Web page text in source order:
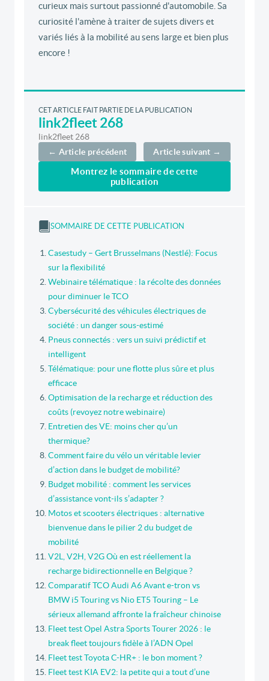
curieux mais surtout passionné d'automobile. Sa
curiosité l'amène à traiter de sujets divers et
variés liés à la mobilité au sens large et bien plus
encore !
CET ARTICLE FAIT PARTIE DE LA PUBLICATION
link2fleet 268
link2fleet 268
← Article précédent
Article suivant →
Montrez le sommaire de cette
publication
SOMMAIRE DE CETTE PUBLICATION
Casestudy – Gert Brusselmans (Nestlé): Focus
sur la flexibilité
Webinaire télématique : la récolte des données
pour diminuer le TCO
Cybersécurité des véhicules électriques de
société : un danger sous-estimé
Pneus connectés : vers un suivi prédictif et
intelligent
Télématique: pour une flotte plus sûre et plus
efficace
Optimisation de la recharge et réduction des
coûts (revoyez notre webinaire)
Entretien des VE: moins cher qu’un
thermique?
Comment faire du vélo un véritable levier
d’action dans le budget de mobilité?
Budget mobilité : comment les services
d’assistance vont-ils s’adapter ?
Motos et scooters électriques : alternative
bienvenue dans le pilier 2 du budget de
mobilité
V2L, V2H, V2G Où en est réellement la
recharge bidirectionnelle en Belgique ?
Comparatif TCO Audi A6 Avant e-tron vs
BMW i5 Touring vs Nio ET5 Touring – Le
sérieux allemand affronte la fraîcheur chinoise
Fleet test Opel Astra Sports Tourer 2026 : le
break fleet toujours fidèle à l’ADN Opel
Fleet test Toyota C-HR+ : le bon moment ?
Fleet test KIA EV2: la petite qui a tout d’une